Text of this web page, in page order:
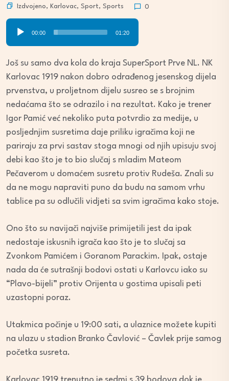
Izdvojeno, Karlovac, Sport, Sports 0
Audio
Player
00:00 01:20
Još su samo dva kola do kraja SuperSport Prve NL. NK
Karlovac 1919 nakon dobro odrađenog jesenskog dijela
prvenstva, u proljetnom dijelu susreo se s brojnim
nedaćama što se odrazilo i na rezultat. Kako je trener
Igor Pamić već nekoliko puta potvrdio za medije, u
posljednjim susretima daje priliku igračima koji ne
pariraju za prvi sastav stoga mnogi od njih upisuju svoj
debi kao što je to bio slučaj s mladim Mateom
Pečaverom u domaćem susretu protiv Rudeša. Znali su
da ne mogu napraviti puno da budu na samom vrhu
tablice pa su odlučili vidjeti sa svim igračima kako stoje.
Ono što su navijači najviše primijetili jest da ipak
nedostaje iskusnih igrača kao što je to slučaj sa
Zvonkom Pamićem i Goranom Parackim. Ipak, ostaje
nada da će sutrašnji bodovi ostati u Karlovcu iako su
“Plavo-bijeli” protiv Orijenta u gostima upisali peti
uzastopni poraz.
Utakmica počinje u 19:00 sati, a ulaznice možete kupiti
na ulazu u stadion Branko Čavlović – Čavlek prije samog
početka susreta.